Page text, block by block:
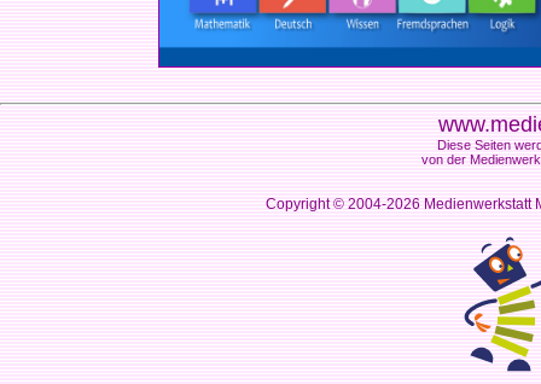
Diese Seiten
von der
Copyright © 2004-2026 Medienwerkstatt